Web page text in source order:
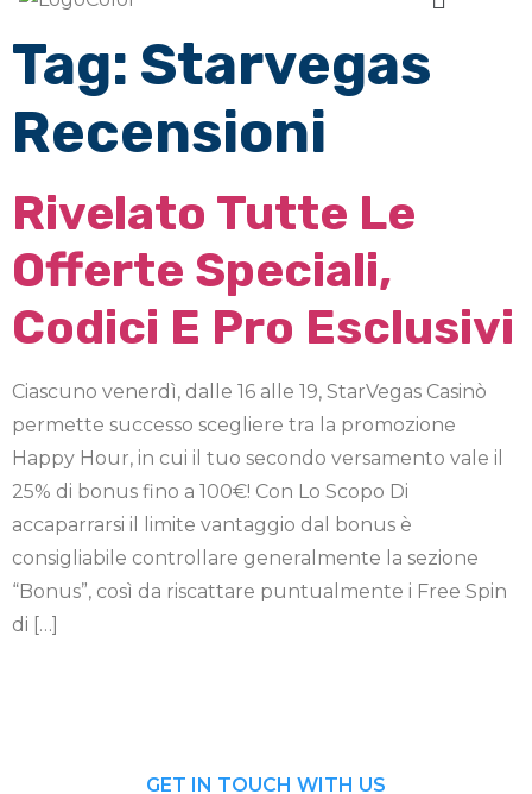
Tag: Starvegas
Recensioni
Rivelato Tutte Le
Offerte Speciali,
Codici E Pro Esclusivi
Ciascuno venerdì, dalle 16 alle 19, StarVegas Casinò
permette successo scegliere tra la promozione
Happy Hour, in cui il tuo secondo versamento vale il
25% di bonus fino a 100€! Con Lo Scopo Di
accaparrarsi il limite vantaggio dal bonus è
consigliabile controllare generalmente la sezione
“Bonus”, così da riscattare puntualmente i Free Spin
di […]
GET IN TOUCH WITH US